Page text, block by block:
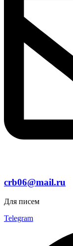
crb06@mail.ru
Для писем
Telegram